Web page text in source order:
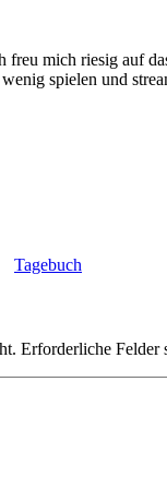
mich riesig auf
spielen und
Tagebuch
Erforderliche Felder